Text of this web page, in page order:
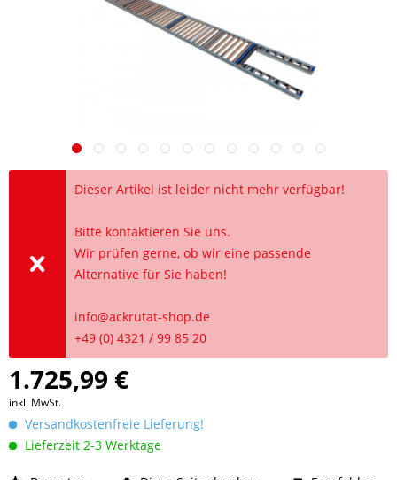
Dieser Artikel ist leider nicht mehr verfügbar!
Bitte kontaktieren Sie uns.
Wir prüfen gerne, ob wir eine passende
Alternative für Sie haben!
info@ackrutat-shop.de
+49 (0) 4321 / 99 85 20
1.725,99 €
inkl. MwSt.
Versandkostenfreie Lieferung!
Lieferzeit 2-3 Werktage